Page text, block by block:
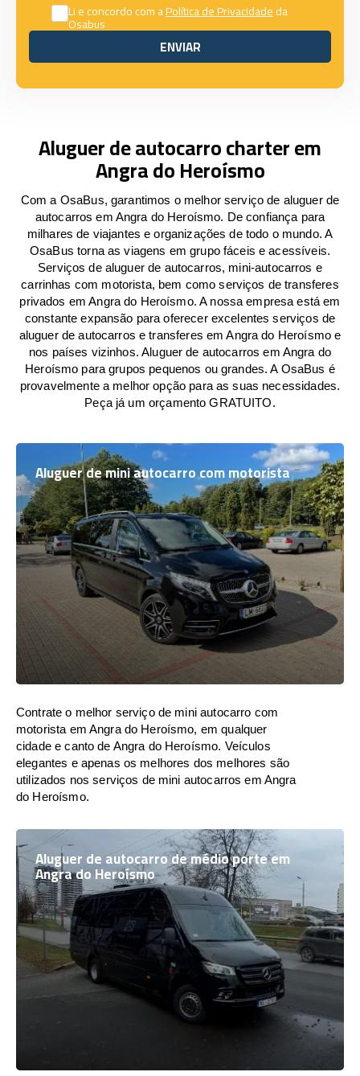
Li e concordo com aPolítica de Privacidadeda
Osabus
ENVIAR
ENVIAR
Aluguer de autocarro charter em
Angra do Heroísmo
Com a OsaBus, garantimos o melhor serviço de aluguer de
autocarros em Angra do Heroísmo. De confiança para
milhares de viajantes e organizações de todo o mundo. A
OsaBus torna as viagens em grupo fáceis e acessíveis.
Serviços de aluguer de autocarros, mini-autocarros e
carrinhas com motorista, bem como serviços de transferes
privados em Angra do Heroísmo. A nossa empresa está em
constante expansão para oferecer excelentes serviços de
aluguer de autocarros e transferes em Angra do Heroísmo e
nos países vizinhos. Aluguer de autocarros em Angra do
Heroísmo para grupos pequenos ou grandes. A OsaBus é
provavelmente a melhor opção para as suas necessidades.
Peça já um orçamento GRATUITO.
Aluguer de mini autocarro com motorista
Contrate o melhor serviço de mini autocarro com
motorista em Angra do Heroísmo, em qualquer
cidade e canto de Angra do Heroísmo. Veículos
elegantes e apenas os melhores dos melhores são
utilizados nos serviços de mini autocarros em Angra
do Heroísmo.
Aluguer de autocarro de médio porte em
Angra do Heroísmo